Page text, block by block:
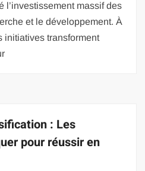
l’investissement massif des
et le développement. À
initiatives transforment
: Les
pour réussir en